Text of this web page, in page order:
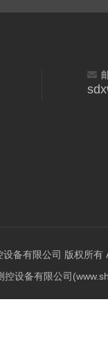
备有限公司 版权所有
控设备有限公司